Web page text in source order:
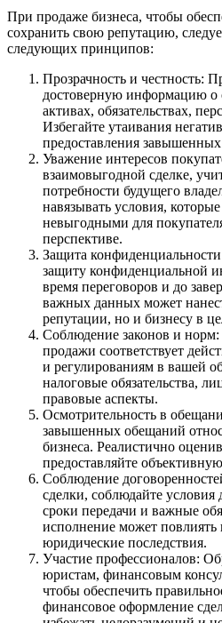
При продаже бизнеса, чтобы
сохранить свою репутацию,
следующих принципов:
Прозрачность и честность:
достоверную информацию о
активах, обязательствах,
Избегайте утаивания
предоставления
Уважение интересов
взаимовыгодной сделке,
потребности будущего
навязывать условия, которые
невыгодными для
перспективе.
Защита
защиту конфиденциальной
время переговоров и до
важных данных может
репутации, но и бизнесу в
Соблюдение законов и норм:
продажи соответствует
и регулированиям в вашей
налоговые обязательства,
правовые аспекты.
Осмотрительность в
завышенных обещаний
бизнеса. Реалистично
предоставляйте
Соблюдение
сделки, соблюдайте условия
сроки передачи и важные
исполнение может
юридические последствия.
Участие профессионалов:
юристам, финансовым
чтобы обеспечить
финансовое оформление